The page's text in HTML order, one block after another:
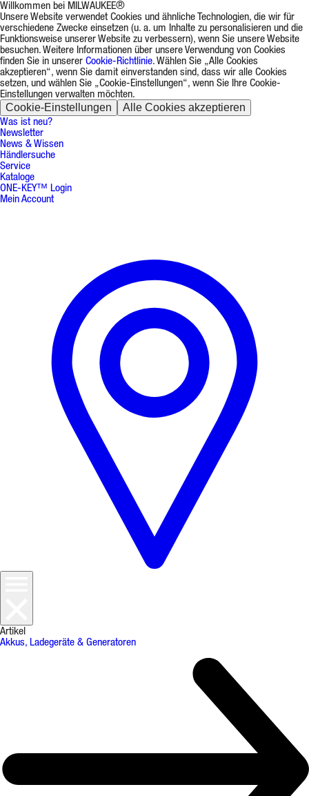
Willkommen bei MILWAUKEE®
Unsere Website verwendet Cookies und ähnliche Technologien, die wir für
verschiedene Zwecke einsetzen (u. a. um Inhalte zu personalisieren und die
Funktionsweise unserer Website zu verbessern), wenn Sie unsere Website
besuchen. Weitere Informationen über unsere Verwendung von Cookies
finden Sie in unserer Cookie-Richtlinie. Wählen Sie „Alle Cookies
akzeptieren“, wenn Sie damit einverstanden sind, dass wir alle Cookies
setzen, und wählen Sie „Cookie-Einstellungen“, wenn Sie Ihre Cookie-
Einstellungen verwalten möchten.
Cookie-Einstellungen Alle Cookies akzeptieren
Was ist neu?
Newsletter
News & Wissen
Händlersuche
Service
Kataloge
ONE-KEY™ Login
Mein Account
Artikel
Akkus, Ladegeräte & Generatoren